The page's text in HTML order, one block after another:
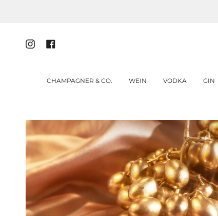
InstagramFacebook
CHAMPAGNER & CO. WEIN VODKA GIN